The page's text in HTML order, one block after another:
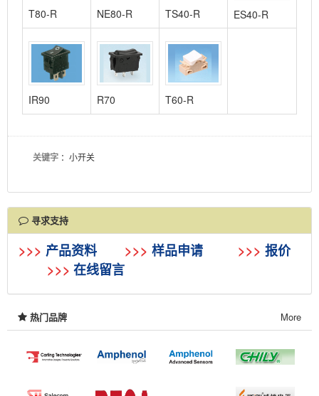
T80-R NE80-R TS40-R ES40-R
IR90 R70 T60-R
关键字 ：小开关
寻求支持
>>> 产品资料 >>> 样品申请 >>> 报价
>>> 在线留言
热门品牌 More